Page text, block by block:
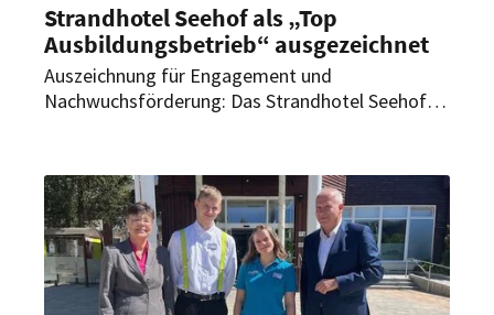
Strandhotel Seehof als „Top
Ausbildungsbetrieb“ ausgezeichnet
Auszeichnung für Engagement und
Nachwuchsförderung: Das Strandhotel Seehof
gute Ausbildung und die gezielte Entwicklung
junger Talente im Gastgewerbe gewürdigt.